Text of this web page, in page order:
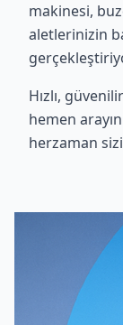
makinesi,
aletlerinizin
Hızlı,
hemen
herzaman